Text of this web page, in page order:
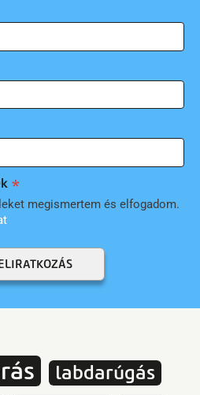
megismertem és elfogadom.
labdarúgás